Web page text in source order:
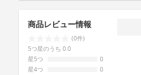
商品レビュー情報
(0件)
5つ星のうち 0.0
星5つ
0
星4つ
0